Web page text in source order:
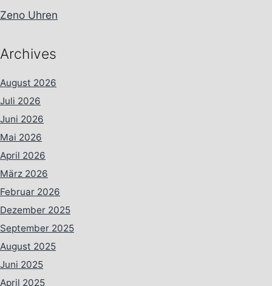
Zeno Uhren
Archives
August 2026
Juli 2026
Juni 2026
Mai 2026
April 2026
März 2026
Februar 2026
Dezember 2025
September 2025
August 2025
Juni 2025
April 2025